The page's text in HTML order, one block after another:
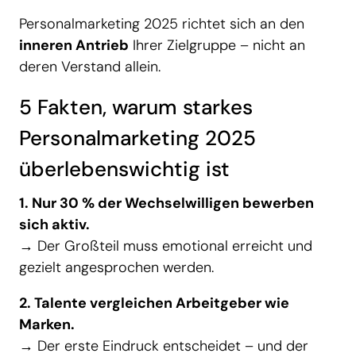
Personalmarketing 2025 richtet sich an den
inneren Antrieb Ihrer Zielgruppe – nicht an
deren Verstand allein.
5 Fakten, warum starkes
Personalmarketing 2025
überlebenswichtig ist
1. Nur 30 % der Wechselwilligen bewerben
sich aktiv.
→ Der Großteil muss emotional erreicht und
gezielt angesprochen werden.
2. Talente vergleichen Arbeitgeber wie
Marken.
→ Der erste Eindruck entscheidet – und der